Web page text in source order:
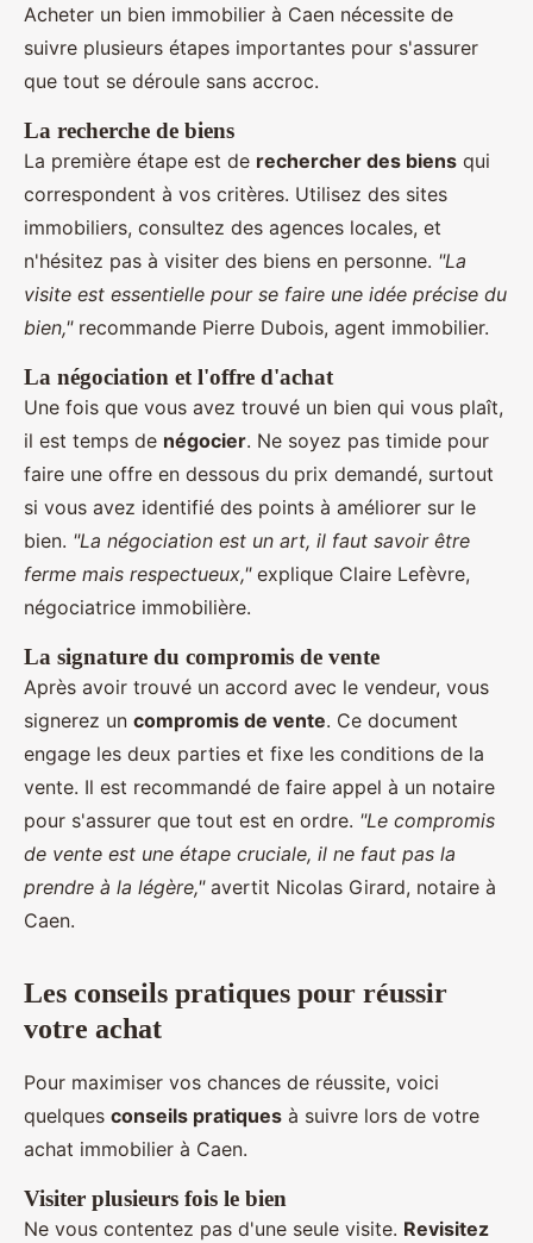
Acheter un bien immobilier à Caen nécessite de
suivre plusieurs étapes importantes pour s'assurer
que tout se déroule sans accroc.
La recherche de biens
La première étape est de rechercher des biens qui
correspondent à vos critères. Utilisez des sites
immobiliers, consultez des agences locales, et
n'hésitez pas à visiter des biens en personne. "La
visite est essentielle pour se faire une idée précise du
bien,"recommande Pierre Dubois, agent immobilier.
La négociation et l'offre d'achat
Une fois que vous avez trouvé un bien qui vous plaît,
il est temps de négocier. Ne soyez pas timide pour
faire une offre en dessous du prix demandé, surtout
si vous avez identifié des points à améliorer sur le
bien. "La négociation est un art, il faut savoir être
ferme mais respectueux,"explique Claire Lefèvre,
négociatrice immobilière.
La signature du compromis de vente
Après avoir trouvé un accord avec le vendeur, vous
signerez un compromis de vente. Ce document
engage les deux parties et fixe les conditions de la
vente. Il est recommandé de faire appel à un notaire
pour s'assurer que tout est en ordre. "Le compromis
de vente est une étape cruciale, il ne faut pas la
prendre à la légère,"avertit Nicolas Girard, notaire à
Caen.
Les conseils pratiques pour réussir
votre achat
Pour maximiser vos chances de réussite, voici
quelques conseils pratiques à suivre lors de votre
achat immobilier à Caen.
Visiter plusieurs fois le bien
Ne vous contentez pas d'une seule visite. Revisitez